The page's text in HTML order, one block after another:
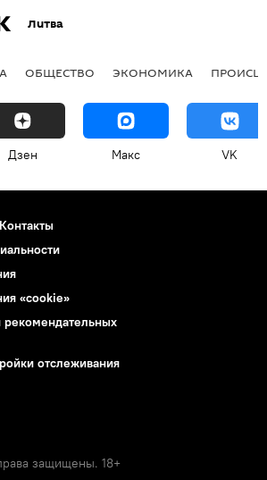
Литва
ОБЩЕСТВО ЭКОНОМИКА
Дзен Макс VK
Контакты
«cookie»
отслеживания
защищены. 18+